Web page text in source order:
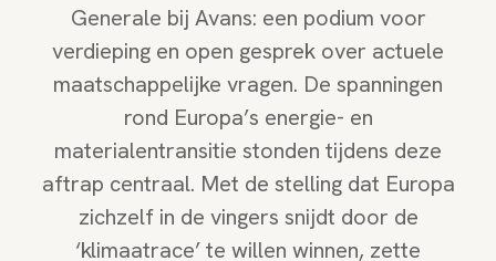
Generale bij Avans: een podium voor
verdieping en open gesprek over actuele
maatschappelijke vragen. De spanningen
rond Europa’s energie- en
materialentransitie stonden tijdens deze
aftrap centraal. Met de stelling dat Europa
zichzelf in de vingers snijdt door de
‘klimaatrace’ te willen winnen, zette